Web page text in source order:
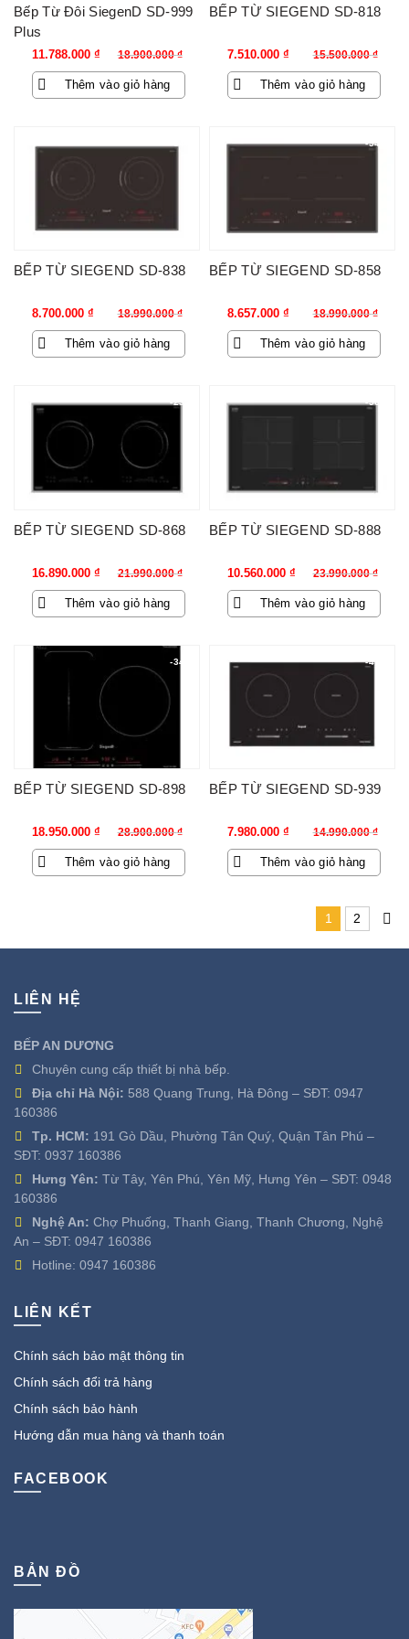
Bếp Từ Đôi SiegenD SD-999
Plus
18.900.000₫
Giá
gốc
là:
11.788.000 ₫
Giá
hiện
tại
Thêm vào giỏ hàng
BẾP TỪ SIEGEND SD-818
15.500.000₫
Giá
gốc
là:
7.510.000 ₫
Giá
hiện
tại
Thêm vào giỏ hàng
BẾP TỪ SIEGEND SD-838
18.990.000₫
Giá
gốc
là:
8.700.000 ₫
Giá
hiện
tại
Thêm vào giỏ hàng
-54%
BẾP TỪ SIEGEND SD-858
18.990.000₫
Giá
gốc
là:
8.657.000 ₫
Giá
hiện
tại
Thêm vào giỏ hàng
-23%
BẾP TỪ SIEGEND SD-868
21.990.000₫
Giá
gốc
là:
16.890.000 ₫
Giá
hiện
tại
Thêm vào giỏ hàng
-56%
BẾP TỪ SIEGEND SD-888
23.990.000₫
Giá
gốc
là:
10.560.000 ₫
Giá
hiện
tại
Thêm vào giỏ hàng
-34%
BẾP TỪ SIEGEND SD-898
28.900.000₫
Giá
gốc
là:
18.950.000 ₫
Giá
hiện
tại
Thêm vào giỏ hàng
-47%
BẾP TỪ SIEGEND SD-939
14.990.000₫
Giá
gốc
là:
7.980.000 ₫
Giá
hiện
tại
Thêm vào giỏ hàng
1 2
LIÊN HỆ
BẾP AN DƯƠNG
Chuyên cung cấp thiết bị nhà bếp.
Địa chỉ Hà Nội: 588 Quang Trung, Hà Đông – SĐT: 0947
160386
Tp. HCM: 191 Gò Dầu, Phường Tân Quý, Quận Tân Phú –
SĐT: 0937 160386
Hưng Yên: Từ Tây, Yên Phú, Yên Mỹ, Hưng Yên – SĐT: 0948
160386
Nghệ An: Chợ Phuống, Thanh Giang, Thanh Chương, Nghệ
An – SĐT: 0947 160386
Hotline: 0947 160386
LIÊN KẾT
Chính sách bảo mật thông tin
Chính sách đổi trả hàng
Chính sách bảo hành
Hướng dẫn mua hàng và thanh toán
FACEBOOK
BẢN ĐỒ